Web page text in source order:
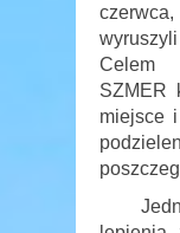
Celem
SZMER
miejsce
Jedną